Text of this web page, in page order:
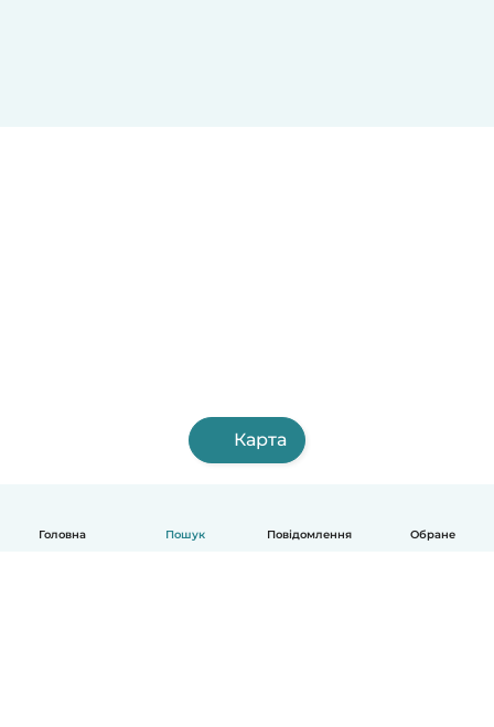
Головна Пошук Повідомлення Обране
Карта